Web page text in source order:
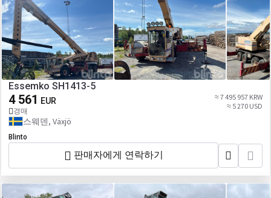
Essemko SH1413-5
4 561 EUR
경매
≈ 7 495 957 KRW
≈ 5 270 USD
스웨덴, Växjö
Blinto
판매자에게 연락하기